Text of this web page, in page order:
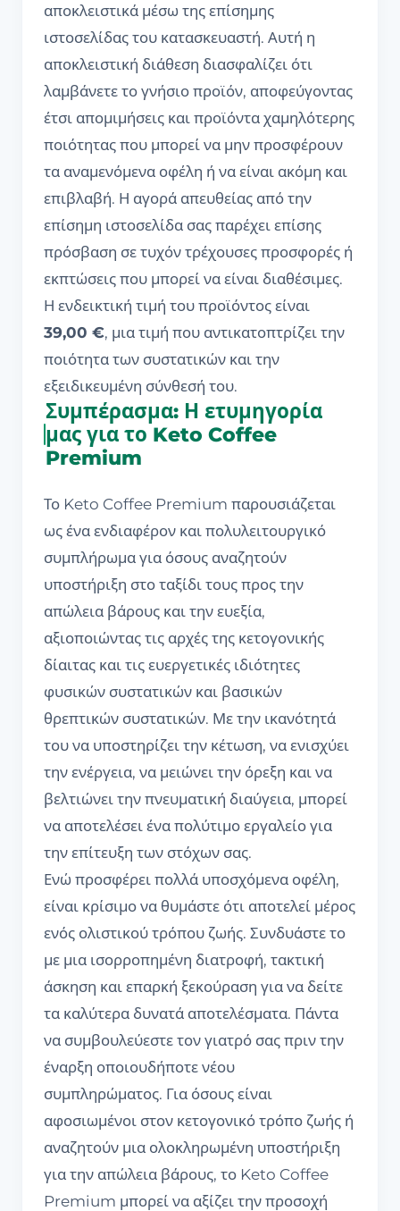
αποκλειστικά μέσω της επίσημης
ιστοσελίδας του κατασκευαστή. Αυτή η
αποκλειστική διάθεση διασφαλίζει ότι
λαμβάνετε το γνήσιο προϊόν, αποφεύγοντας
έτσι απομιμήσεις και προϊόντα χαμηλότερης
ποιότητας που μπορεί να μην προσφέρουν
τα αναμενόμενα οφέλη ή να είναι ακόμη και
επιβλαβή. Η αγορά απευθείας από την
επίσημη ιστοσελίδα σας παρέχει επίσης
πρόσβαση σε τυχόν τρέχουσες προσφορές ή
εκπτώσεις που μπορεί να είναι διαθέσιμες.
Η ενδεικτική τιμή του προϊόντος είναι
39,00 €, μια τιμή που αντικατοπτρίζει την
ποιότητα των συστατικών και την
εξειδικευμένη σύνθεσή του.
Συμπέρασμα: Η ετυμηγορία
μας για το Keto Coffee
Premium
Το Keto Coffee Premium παρουσιάζεται
ως ένα ενδιαφέρον και πολυλειτουργικό
συμπλήρωμα για όσους αναζητούν
υποστήριξη στο ταξίδι τους προς την
απώλεια βάρους και την ευεξία,
αξιοποιώντας τις αρχές της κετογονικής
δίαιτας και τις ευεργετικές ιδιότητες
φυσικών συστατικών και βασικών
θρεπτικών συστατικών. Με την ικανότητά
του να υποστηρίζει την κέτωση, να ενισχύει
την ενέργεια, να μειώνει την όρεξη και να
βελτιώνει την πνευματική διαύγεια, μπορεί
να αποτελέσει ένα πολύτιμο εργαλείο για
την επίτευξη των στόχων σας.
Ενώ προσφέρει πολλά υποσχόμενα οφέλη,
είναι κρίσιμο να θυμάστε ότι αποτελεί μέρος
ενός ολιστικού τρόπου ζωής. Συνδυάστε το
με μια ισορροπημένη διατροφή, τακτική
άσκηση και επαρκή ξεκούραση για να δείτε
τα καλύτερα δυνατά αποτελέσματα. Πάντα
να συμβουλεύεστε τον γιατρό σας πριν την
έναρξη οποιουδήποτε νέου
συμπληρώματος. Για όσους είναι
αφοσιωμένοι στον κετογονικό τρόπο ζωής ή
αναζητούν μια ολοκληρωμένη υποστήριξη
για την απώλεια βάρους, το Keto Coffee
Premium μπορεί να αξίζει την προσοχή